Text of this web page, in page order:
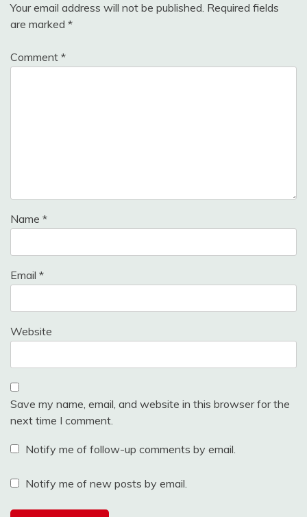
Your email address will not be published. Required fields
are marked *
Comment *
Name *
Email *
Website
Save my name, email, and website in this browser for the
next time I comment.
Notify me of follow-up comments by email.
Notify me of new posts by email.